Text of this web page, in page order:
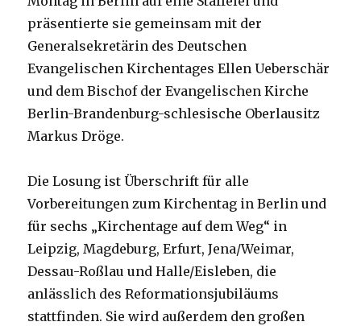
präsentierte sie gemeinsam mit der
Generalsekretärin des Deutschen
Evangelischen Kirchentages Ellen Ueberschär
und dem Bischof der Evangelischen Kirche
Berlin-Brandenburg-schlesische Oberlausitz
Markus Dröge.
Die Losung ist Überschrift für alle
Vorbereitungen zum Kirchentag in Berlin und
für sechs „Kirchentage auf dem Weg“ in
Leipzig, Magdeburg, Erfurt, Jena/Weimar,
Dessau-Roßlau und Halle/Eisleben, die
anlässlich des Reformationsjubiläums
stattfinden. Sie wird außerdem den großen